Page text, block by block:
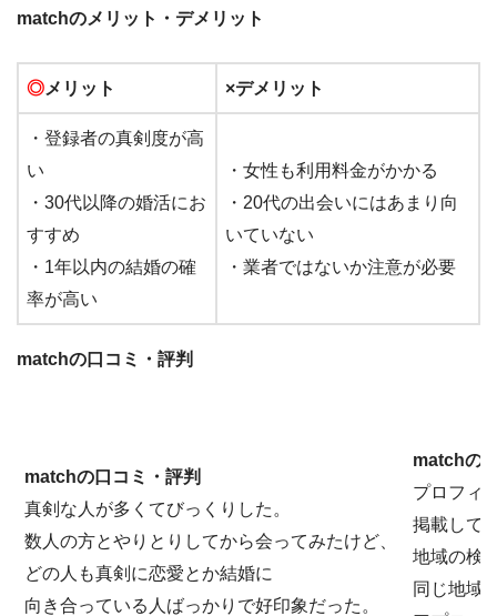
matchのメリット・デメリット
◎メリット ×デメリット
・登録者の真剣度が高
い
・30代以降の婚活にお
すすめ
・1年以内の結婚の確
率が高い
・女性も利用料金がかかる
・20代の出会いにはあまり向
いていない
・業者ではないか注意が必要
matchの口コミ・評判
matchの口コミ・評判
真剣な人が多くてびっくりした。
数人の方とやりとりしてから会ってみたけど、
どの人も真剣に恋愛とか結婚に
向き合っている人ばっかりで好印象だった。
matchの
プロフィ
掲載して
地域の検
同じ地域